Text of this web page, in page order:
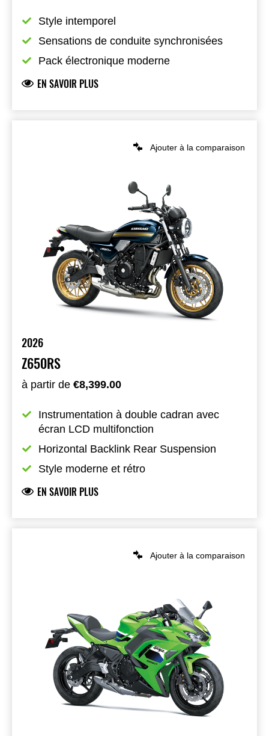
Style intemporel
Sensations de conduite synchronisées
Pack électronique moderne
EN SAVOIR PLUS
Ajouter à la comparaison
2026
Z650RS
à partir de €8,399.00
Instrumentation à double cadran avec
écran LCD multifonction
Horizontal Backlink Rear Suspension
Style moderne et rétro
EN SAVOIR PLUS
Ajouter à la comparaison